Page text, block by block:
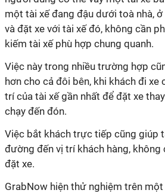
một tài xế đang đậu dưới toà nhà, ở
và đặt xe với tài xế đó, không cần
kiếm tài xế phù hợp chung quanh.
Việc này trong nhiều trường hợp
hơn cho cả đôi bên, khi khách đi xe
trí của tài xế gần nhất để đặt xe
chạy đến đón.
Việc bắt khách trực tiếp cũng giúp
đường đến vị trí khách hàng, không
đặt xe.
GrabNow hiện thử nghiệm trên